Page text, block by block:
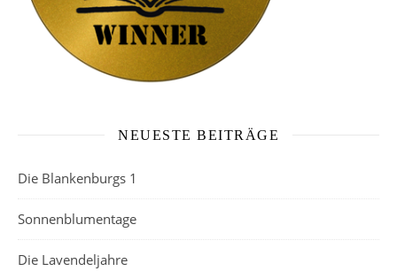
NEUESTE BEITRÄGE
Die Blankenburgs 1
Sonnenblumentage
Die Lavendeljahre